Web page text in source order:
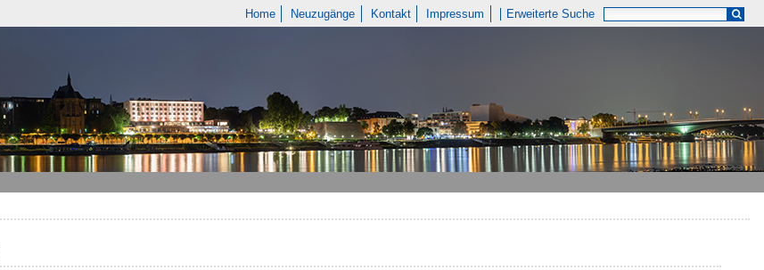
Home Neuzugänge Kontakt Impressum Erweiterte Suche